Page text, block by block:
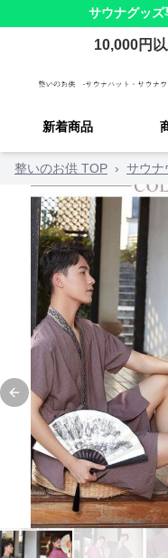
サウナグッズ
10,000円
新着商品
整いのお供 TOP › サウナ
Previous slide